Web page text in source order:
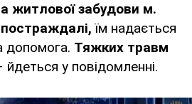
житлової забудови м.
їм надається
допомога. Тяжких травм
йдеться у повідомленні.